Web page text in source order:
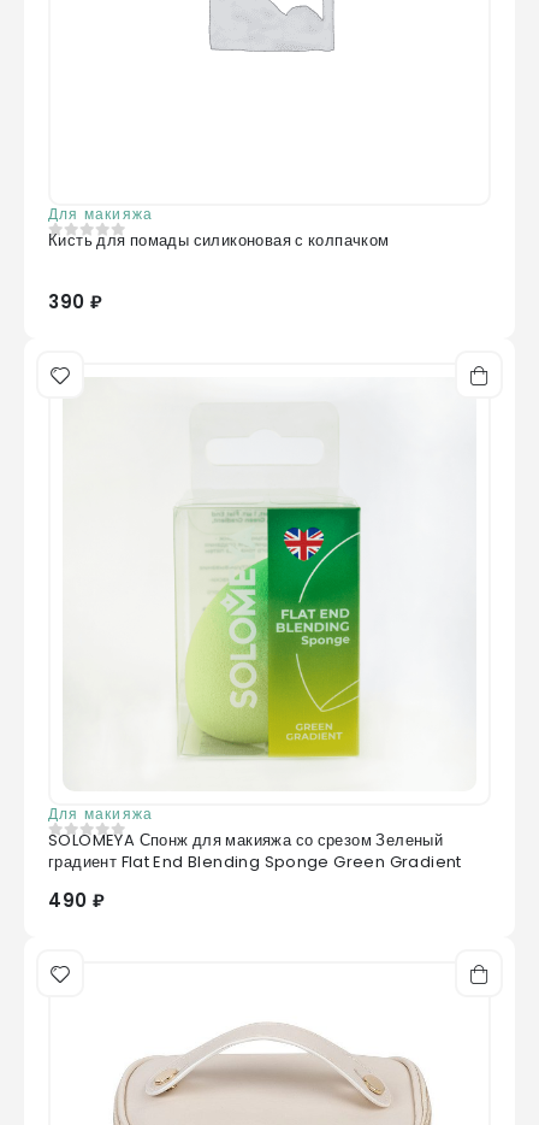
Для макияжа
0из 5
Кисть для помады силиконовая с колпачком
390 ₽
Для макияжа
0из 5
SOLOMEYA Спонж для макияжа со срезом Зеленый
градиент Flat End Blending Sponge Green Gradient
490 ₽